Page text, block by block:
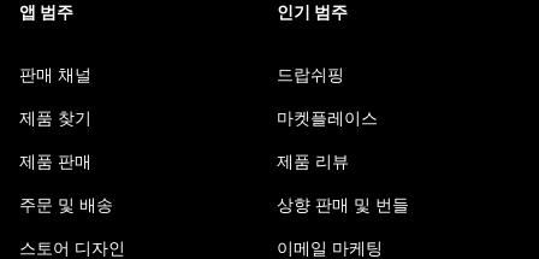
앱 범주
판매 채널
제품 찾기
제품 판매
주문 및 배송
스토어 디자인
인기 범주
드랍쉬핑
마켓플레이스
제품 리뷰
상향 판매 및 번들
이메일 마케팅